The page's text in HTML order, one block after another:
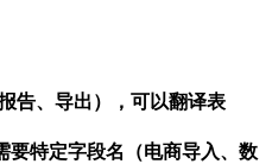
告、导出），可以翻译表
要特定字段名（电商导入、数